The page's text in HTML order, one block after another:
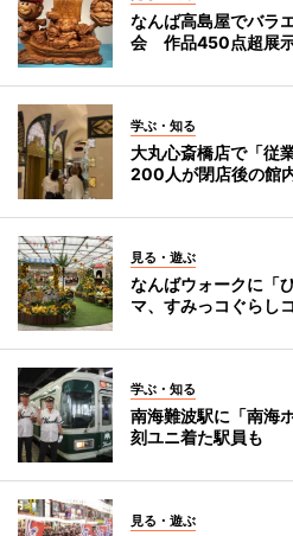
なんば高島屋でバラ
会 作品450点超展
学ぶ・知る
大丸心斎橋店で「従
200人が閉店後の館
見る・遊ぶ
なんばウォークに「
マ、すみっコぐらし
学ぶ・知る
南海難波駅に「南海
刻ユニ着た駅員も
見る・遊ぶ